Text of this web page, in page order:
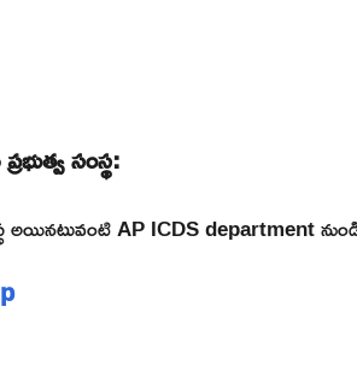
సంస్థ:
అయినటువంటి AP ICDS department